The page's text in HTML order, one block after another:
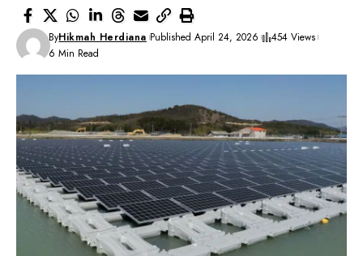
ByHikmah Herdiana Published April 24, 2026
454 Views
6 Min Read